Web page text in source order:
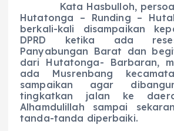
Kata Hasbulloh,
Hutatonga – Runding –
berkali-kali disampaikan
DPRD ketika ada
Panyabungan Barat dan
dari Hutatonga- Barbaran,
ada Musrenbang
sampaikan agar
tingkatkan jalan ke
Alhamdulillah sampai
tanda-tanda diperbaiki.